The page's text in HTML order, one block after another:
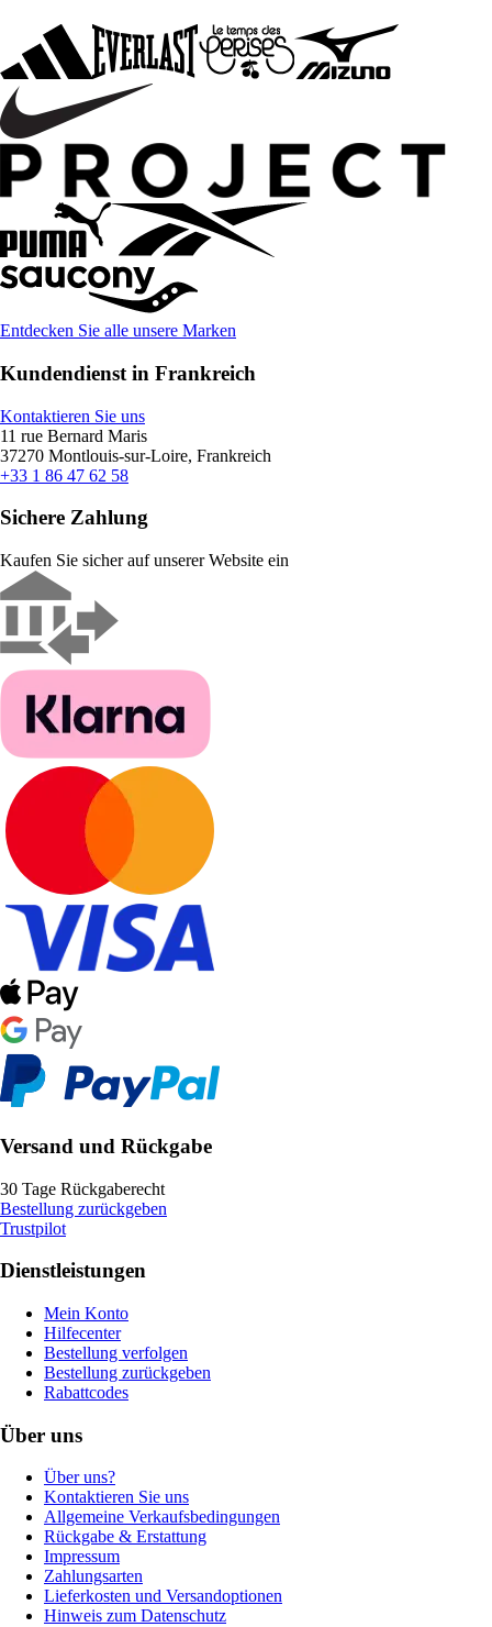
Entdecken Sie alle unsere Marken
Kundendienst in Frankreich
Kontaktieren Sie uns
11 rue Bernard Maris
37270 Montlouis-sur-Loire, Frankreich
+33 1 86 47 62 58
Sichere Zahlung
Kaufen Sie sicher auf unserer Website ein
Versand und Rückgabe
30 Tage Rückgaberecht
Bestellung zurückgeben
Trustpilot
Dienstleistungen
Mein Konto
Hilfecenter
Bestellung verfolgen
Bestellung zurückgeben
Rabattcodes
Über uns
Über uns?
Kontaktieren Sie uns
Allgemeine Verkaufsbedingungen
Rückgabe & Erstattung
Impressum
Zahlungsarten
Lieferkosten und Versandoptionen
Hinweis zum Datenschutz